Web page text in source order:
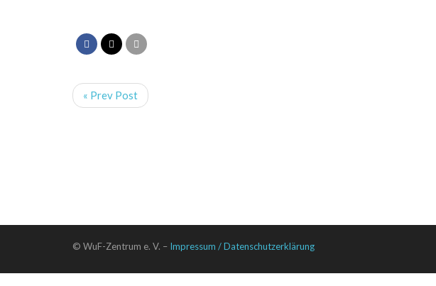
« Prev Post
© WuF-Zentrum e. V. – Impressum / Datenschutzerklärung